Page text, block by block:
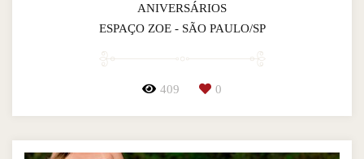
ANIVERSÁRIOS
ESPAÇO ZOE - SÃO PAULO/SP
409 0